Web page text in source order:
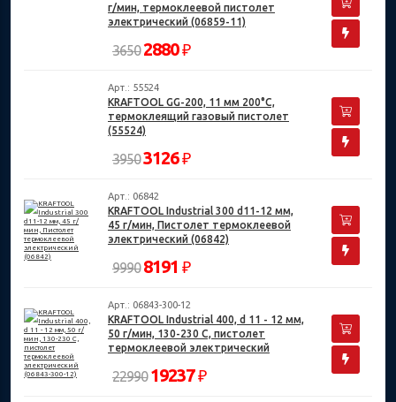
г/мин, термоклеевой пистолет
электрический (06859-11)
3650 2880₽
Арт.: 55524
KRAFTOOL GG-200, 11 мм 200°C,
термоклеящий газовый пистолет
(55524)
39503126₽
Арт.: 06842
KRAFTOOL Industrial 300 d11-12 мм,
45 г/мин, Пистолет термоклеевой
электрический (06842)
9990 8191 ₽
Арт.: 06843-300-12
KRAFTOOL Industrial 400, d 11 - 12 мм,
50 г/мин, 130-230 С, пистолет
термоклеевой электрический
22990 19237₽